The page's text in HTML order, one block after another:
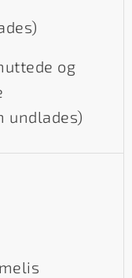
og
undlades)